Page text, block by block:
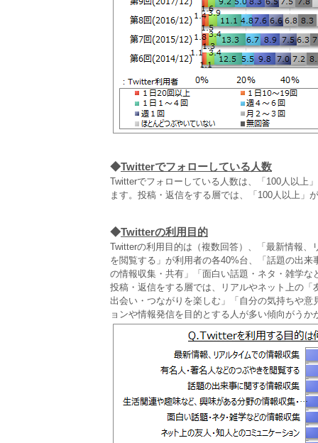
◆Twitterでフォローしている人数
Twitterでフォローしている人数は、「100人以上
ます。投稿・返信をする層では、「100人以上」
◆Twitterの利用目的
Twitterの利用目的は（複数回答）、「最新情報
を閲覧する」が利用者の各40%台、「話題の出
の情報収集・共有」「面白い話題・ネタ・雑学
投稿・返信をする層では、リアルやネット上の
出会い・つながりを楽しむ」「自分の気持ちや
ョンや情報発信を目的とする人が多い傾向がうか